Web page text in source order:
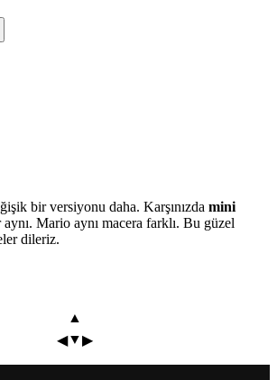
bir versiyonu daha. Karşınızda mini
aynı. Mario aynı macera farklı. Bu güzel
dileriz.
▲
◀▼▶